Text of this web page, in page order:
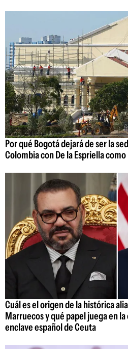
Por qué Bogotá dejará de ser la
Colombia con De la Espriella
Cuál es el origen de la histórica
Marruecos y qué papel juega en
enclave español de Ceuta